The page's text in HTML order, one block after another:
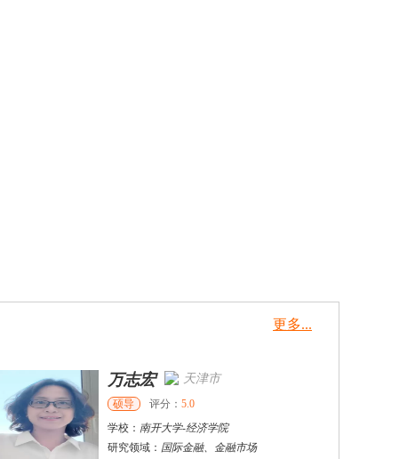
更多...
万志宏 天津市
硕导 评分： 5.0
学校： 南开大学-经济学院
研究领域： 国际金融、金融市场